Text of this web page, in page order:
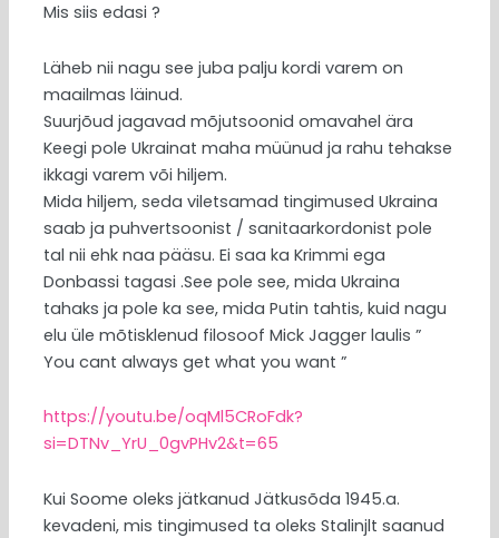
Mis siis edasi ?
Läheb nii nagu see juba palju kordi varem on
maailmas läinud.
Suurjõud jagavad mõjutsoonid omavahel ära
Keegi pole Ukrainat maha müünud ja rahu tehakse
ikkagi varem või hiljem.
Mida hiljem, seda viletsamad tingimused Ukraina
saab ja puhvertsoonist / sanitaarkordonist pole
tal nii ehk naa pääsu. Ei saa ka Krimmi ega
Donbassi tagasi .See pole see, mida Ukraina
tahaks ja pole ka see, mida Putin tahtis, kuid nagu
elu üle mõtisklenud filosoof Mick Jagger laulis ”
You cant always get what you want ”
https://youtu.be/oqMl5CRoFdk?
si=DTNv_YrU_0gvPHv2&t=65
Kui Soome oleks jätkanud Jätkusõda 1945.a.
kevadeni, mis tingimused ta oleks Stalinjlt saanud